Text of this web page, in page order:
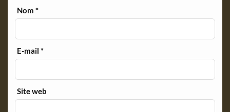
Nom*
E-mail*
Site web